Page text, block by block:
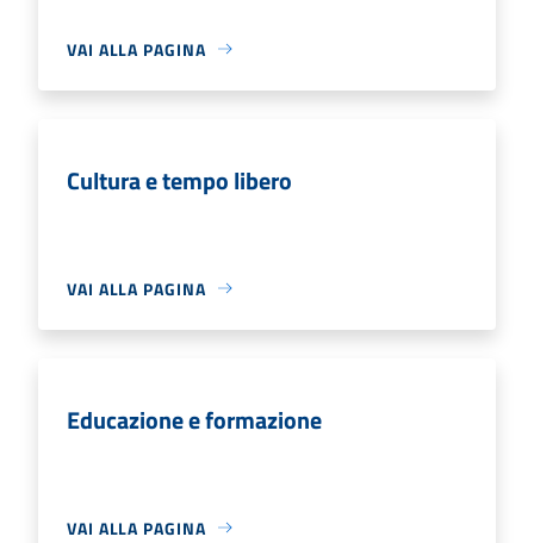
VAI ALLA PAGINA
Cultura e tempo libero
VAI ALLA PAGINA
Educazione e formazione
VAI ALLA PAGINA